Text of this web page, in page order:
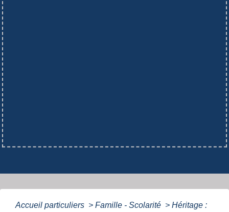
Accueil particuliers > Famille - Scolarité > Héritage :